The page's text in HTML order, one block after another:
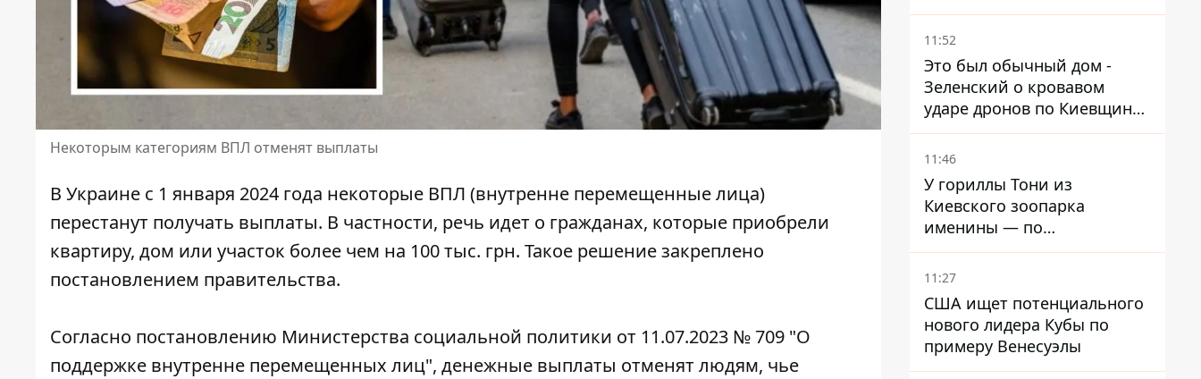
Некоторым категориям ВПЛ отменят выплаты
В Украине с 1 января 2024 года некоторые ВПЛ (внутренне перемещенные лица)
перестанут получать выплаты. В частности, речь идет о гражданах, которые приобрели
квартиру, дом или участок более чем на 100 тыс. грн. Такое решениезакреплено
постановлением правительства.
Согласно постановлению Министерства социальной политики от 11.07.2023 № 709 "О
поддержке внутренне перемещенных лиц", денежные выплаты отменят людям, чье
ребенка
11:52
Это был обычный дом -
Зеленский о кровавом
ударе дронов по Киевщине,
где погибли дедушка,
бабушка и их малолетний
11:46
У гориллы Тони из
Киевского зоопарка
именины — по
человеческим меркам ему
уже больше 90 лет
11:27
США ищет потенциального
нового лидера Кубы по
примеру Венесуэлы